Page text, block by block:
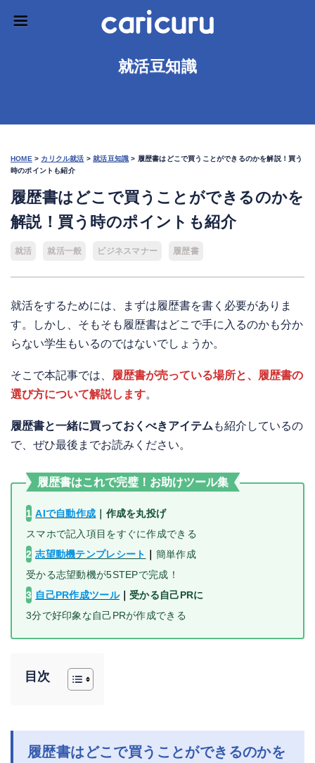
就活豆知識
HOME > カリクル就活 >就活豆知識 > 履歴書はどこで買うことができるのかを解説！買う
時のポイントも紹介
履歴書はどこで買うことができるのかを
解説！買う時のポイントも紹介
就活 就活一般 ビジネスマナー 履歴書
就活をするためには、まずは履歴書を書く必要がありま
す。しかし、そもそも履歴書はどこで手に入るのかも分か
らない学生もいるのではないでしょうか。
そこで本記事では、
履歴書が売っている場所と、履歴書の
選び方について解説します。
履歴書と一緒に買っておくべきアイテム も紹介しているの
で、ぜひ最後までお読みください。
履歴書はこれで完璧！お助けツール集
1 AIで自動作成
作成を丸投げ
スマホで記入項目をすぐに作成できる
2 志望動機テンプレシート
簡単作成
受かる志望動機が5STEPで完成！
3 自己PR作成ツール｜受かる自己PRに
3分で好印象な自己PRが作成できる
目次
履歴書はどこで買うことができるのかを